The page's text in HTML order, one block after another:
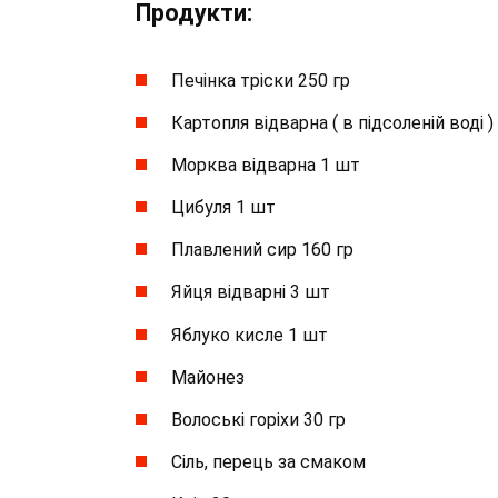
Продукти:
Печінка тріски 250 гр
Картопля відварна ( в підсоленій воді
Морква відварна 1 шт
Цибуля 1 шт
Плавлений сир 160 гр
Яйця відварні 3 шт
Яблуко кисле 1 шт
Майонез
Волоські горіхи 30 гр
Сіль, перець за смаком